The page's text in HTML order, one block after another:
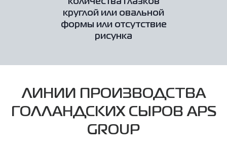
круглой или овальной
формы или отсутствие
рисунка
ЛИНИИ ПРОИЗВОДСТВА
ГОЛЛАНДСКИХ СЫРОВ APS
GROUP